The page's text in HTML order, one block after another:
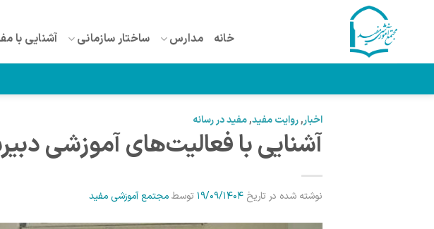
content
خانه مدارس ساختار سازمانی آشنایی با
اخبار,روایت مفید,مفید در رسانه
آشنایی با فعالیت‌های آموزشی
نوشته شده در تاریخ 19/09/1404 توسطمجتمع آموزشی مفید